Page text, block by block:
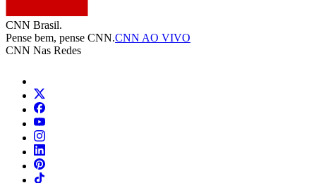
CNN Brasil.
Pense bem, pense CNN.CNN AO VIVO
CNN Nas Redes